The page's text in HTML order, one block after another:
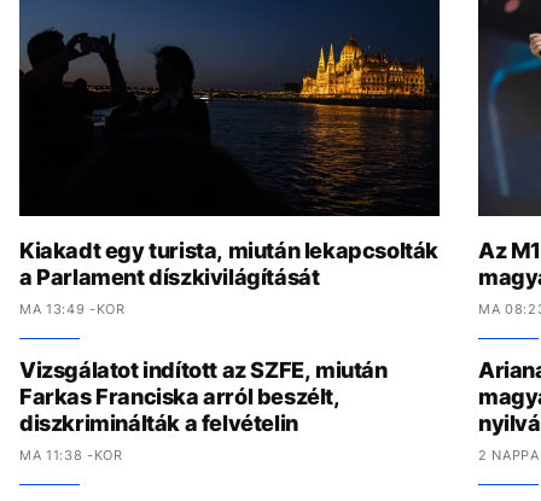
Kiakadt egy turista, miután lekapcsolták
a Parlament díszkivilágítását
MA 13:49 -KOR
Vizsgálatot indított az SZFE, miután
Farkas Franciska arról beszélt,
diszkriminálták a felvételin
MA 11:38 -KOR
Az
MA
2